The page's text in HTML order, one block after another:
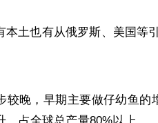
本土也有从俄罗斯、美国等
较晚，早期主要做仔幼鱼
占全球总产量80%以上。